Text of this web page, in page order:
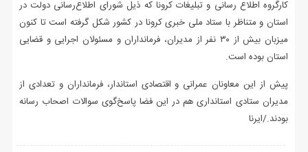
کارگروه اطلاع رسانی و تبلیغات کرونا که ذیل شورای اطلاع‌رسانی دولت در
استان و متناظر با ستاد ملی خبری کرونا در کشور شکل گرفته است تا کنون
میزبان بیش از ۳۰ نفر از مدیران، فرمانداران و مسئولان اجرایی و قضایی
استان بوده است.
پیش از این معاونان عمرانی و اقتصادی استاندار، فرمانداران و تعدادی از
مدیران ستادی استانداری هم در این فضا پاسخ‌گوی سوالات اصحاب رسانه
بودند./ایرنا